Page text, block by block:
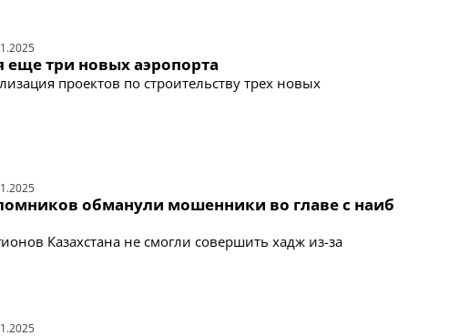
еще три новых аэропорта
проектов по строительству трех новых
обманули мошенники во главе с наиб
Казахстана не смогли совершить хадж из-за